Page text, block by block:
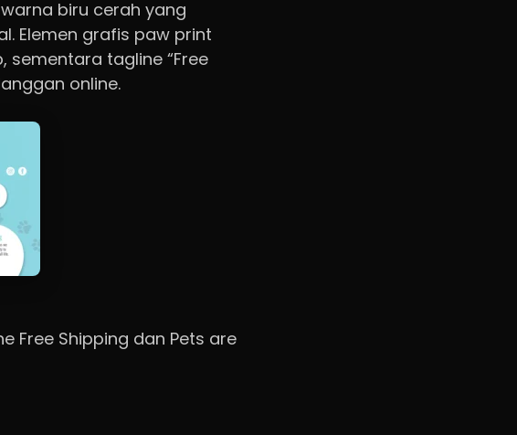
biru cerah yang
Elemen grafis paw print
tagline “Free
online.
Free Shipping dan Pets are